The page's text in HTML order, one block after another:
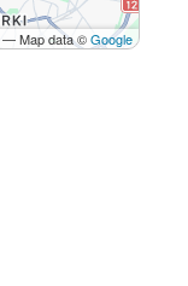
— Map data ©Google